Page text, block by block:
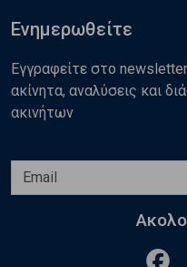
Ενημερωθείτε
Εγγραφείτε στο
ακίνητα, αναλύσεις και
ακινήτων